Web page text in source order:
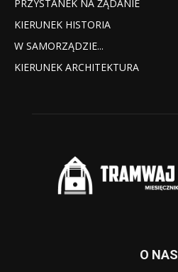
PRZYSTANEK NA ŻĄDANIE
KIERUNEK HISTORIA
W SAMORZĄDZIE...
KIERUNEK ARCHITEKTURA
O NAS